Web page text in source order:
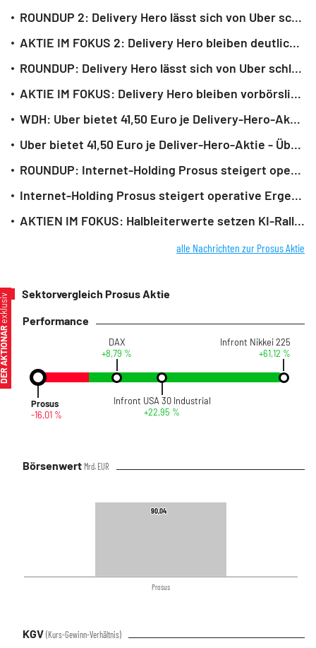
ROUNDUP 2: Delivery Hero lässt sich von Uber schlucken - Aktie dreht ins Plus
AKTIE IM FOKUS 2: Delivery Hero bleiben deutlich unter Uber-Offerte
ROUNDUP: Delivery Hero lässt sich von Uber schlucken - Aktie verliert dennoch
AKTIE IM FOKUS: Delivery Hero bleiben vorbörslich unter Uber-Offerte
WDH: Uber bietet 41,50 Euro je Delivery-Hero-Aktie - Übernahmeangebot vorgelegt
Uber bietet 41,50 Euro je Deliver-Hero-Aktie - Übernahmeangebot vorgelegt
ROUNDUP: Internet-Holding Prosus steigert operatives Ergebnis deutlich
Internet-Holding Prosus steigert operative Ergebnis deutlich
AKTIEN IM FOKUS: Halbleiterwerte setzen KI-Rally fort - STMicro und HPE treiben
alle Nachrichten zur Prosus Aktie
Sektorvergleich Prosus Aktie
Performance
Prosus
-16,01 %
DAX
+8,79 %
Infront USA 30 Industrial
+22,95 %
Infront Nikkei 225
+61,12 %
Börsenwert Mrd. EUR
90,04
90,04
Prosus
KGV (Kurs-Gewinn-Verhältnis)